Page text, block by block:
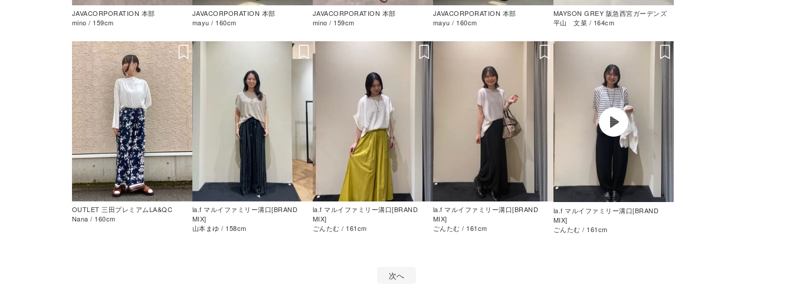
JAVACORPORATION 本部
mino / 159cm
JAVACORPORATION 本部
mayu / 160cm
JAVACORPORATION 本部
mino / 159cm
JAVACORPORATION 本部
mayu / 160cm
MAYSON GREY 阪急西宮ガーデンズ
平山 文菜 / 164cm
OUTLET 三田プレミアムLA&QC
Nana / 160cm
la.f マルイファミリー溝口[BRAND
MIX]
山本まゆ / 158cm
la.f マルイファミリー溝口[BRAND
MIX]
ごんたむ / 161cm
la.f マルイファミリー溝口[BRAND
MIX]
ごんたむ / 161cm
la.f マルイファミリー溝口[BRAND
MIX]
ごんたむ / 161cm
次へ